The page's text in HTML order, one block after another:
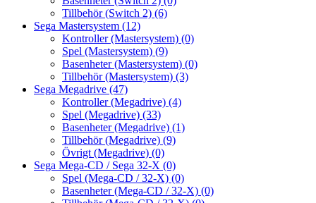
Tillbehör (Switch 2) (6)
Sega Mastersystem (12)
Kontroller (Mastersystem) (0)
Spel (Mastersystem) (9)
Basenheter (Mastersystem) (0)
Tillbehör (Mastersystem) (3)
Sega Megadrive (47)
Kontroller (Megadrive) (4)
Spel (Megadrive) (33)
Basenheter (Megadrive) (1)
Tillbehör (Megadrive) (9)
Övrigt (Megadrive) (0)
Sega Mega-CD / Sega 32-X (0)
Spel (Mega-CD / 32-X) (0)
Basenheter (Mega-CD / 32-X) (0)